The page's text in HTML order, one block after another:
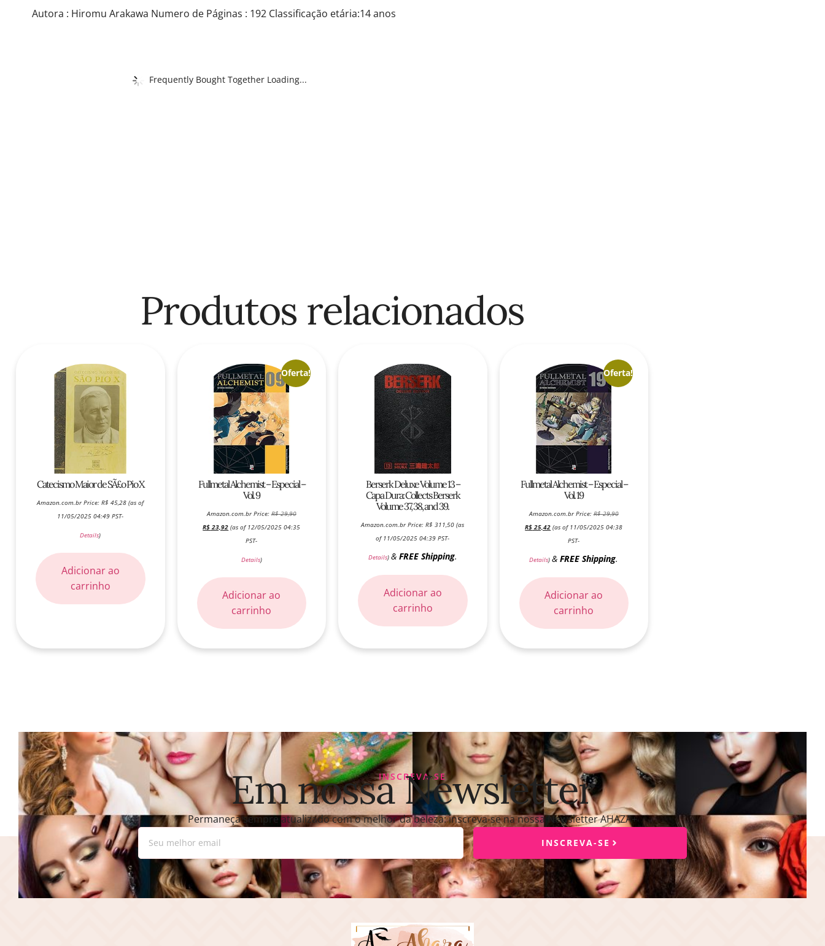
Autora : Hiromu Arakawa Numero de Páginas : 192 Classificação etária:14 anos
Frequently Bought Together Loading...
Produtos relacionados
Catecismo Maior de SÃ£o Pio X
Amazon.com.br Price:R$ 45,28 (as of
11/05/2025 04:49 PST-
Details)
Adicionar ao
carrinho
Oferta!
Fullmetal Alchemist – Especial –
Vol. 9
Amazon.com.br Price:R$29,90
R$ 23,92 (as of 12/05/2025 04:35
PST-
Details)
Adicionar ao
carrinho
Berserk Deluxe Volume 13 –
Capa Dura: Collects Berserk
Volume 37, 38, and 39.
Amazon.com.br Price:R$ 311,50 (as
of 11/05/2025 04:39 PST-
Details) & FREE Shipping.
Adicionar ao
carrinho
Oferta!
Fullmetal Alchemist – Especial –
Vol. 19
Amazon.com.br Price:R$29,90
R$ 25,42 (as of 11/05/2025 04:38
PST-
Details)&FREE Shipping.
Adicionar ao
carrinho
INSCREVA-SE
Em nossa Newsletter
Permaneça sempre atualizado com o melhor da beleza: inscreva-se na nossa Newsletter AHAZA+
INSCREVA-SE